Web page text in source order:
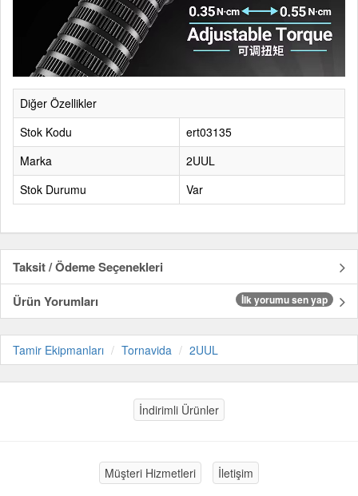
Diğer Özellikler
Stok Kodu
ert03135
Marka
2UUL
Stok Durumu
Var
Taksit / Ödeme Seçenekleri
Ürün Yorumları
İlk yorumu sen yap
Tamir Ekipmanları Tornavida 2UUL
İndirimli Ürünler
Müşteri Hizmetleri İletişim